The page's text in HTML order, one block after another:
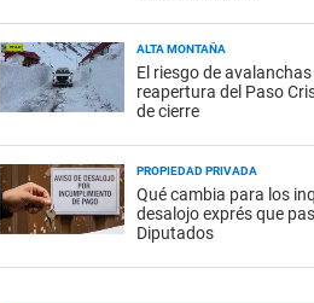
ALTA MONTAÑA
El riesgo de
reapertura del Paso
de cierre
PROPIEDAD PRIVADA
Qué cambia para los
desalojo exprés que
Diputados